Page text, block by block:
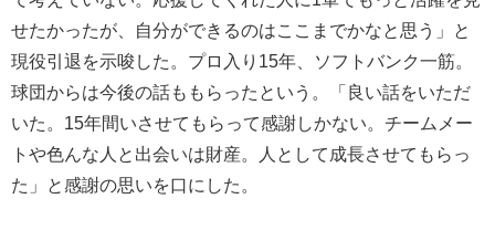
せたかったが、自分ができるのはここまでかなと思う」と
現役引退を示唆した。プロ入り15年、ソフトバンク一筋。
球団からは今後の話ももらったという。「良い話をいただ
いた。15年間いさせてもらって感謝しかない。チームメー
トや色んな人と出会いは財産。人として成長させてもらっ
た」と感謝の思いを口にした。